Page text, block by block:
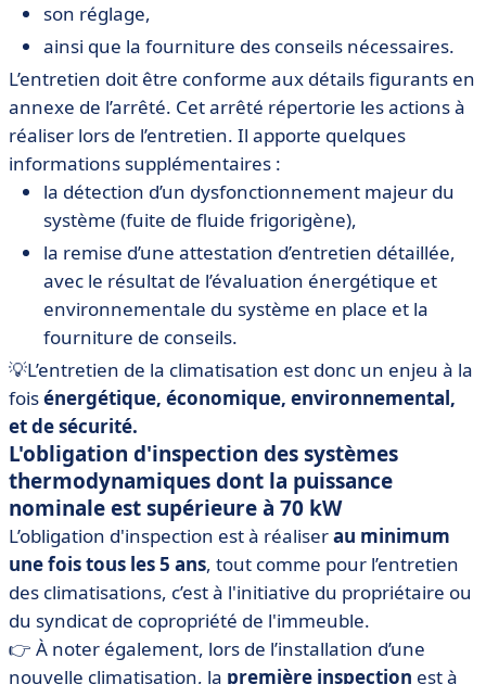
son réglage,
ainsi que la fourniture des conseils nécessaires.
L’entretien doit être conforme aux détails figurants en
annexe de l’arrêté. Cet arrêté répertorie les actions à
réaliser lors de l’entretien. Il apporte quelques
informations supplémentaires :
la détection d’un dysfonctionnement majeur du
système (fuite de fluide frigorigène),
la remise d’une attestation d’entretien détaillée,
avec le résultat de l’évaluation énergétique et
environnementale du système en place et la
fourniture de conseils.
💡L’entretien de la climatisation est donc un enjeu à la
foisénergétique, économique, environnemental,
et de sécurité.
L'obligation d'inspection des systèmes
thermodynamiques dont la puissance
nominale est supérieure à 70 kW
L’obligation d'inspection est à réaliserau minimum
une fois tous les 5 ans, tout comme pour l’entretien
des climatisations, c’est à l'initiative du propriétaire ou
du syndicat de copropriété de l'immeuble.
👉 À noter également, lors de l’installation d’une
nouvelle climatisation, la première inspection est à